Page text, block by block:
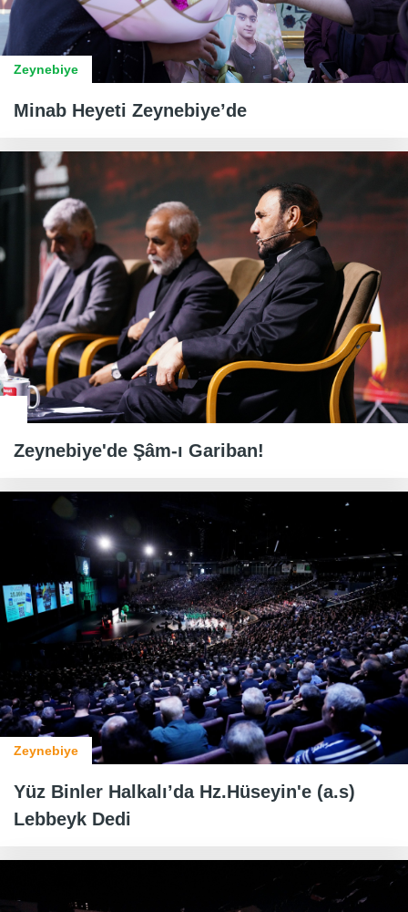
Zeynebiye
Minab Heyeti Zeynebiye’de
Zeynebiye'de Şâm-ı Gariban!
Zeynebiye
Yüz Binler Halkalı’da Hz.Hüseyin'e (a.s)
Lebbeyk Dedi